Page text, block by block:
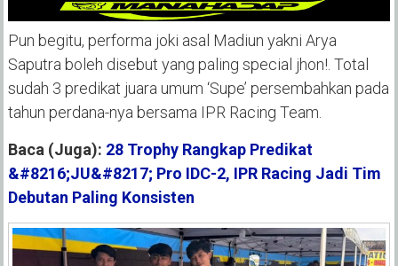
Pun begitu, performa joki asal Madiun yakni Arya
Saputra boleh disebut yang paling special jhon!. Total
sudah 3 predikat juara umum ‘Supe’ persembahkan pada
tahun perdana-nya bersama IPR Racing Team.
Baca (Juga): 28 Trophy Rangkap Predikat
&#8216;JU&#8217; Pro IDC-2, IPR Racing Jadi Tim
Debutan Paling Konsisten